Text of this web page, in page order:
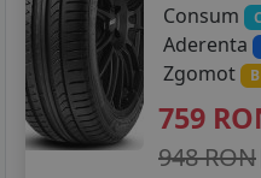
Consum
C
Aderenta
Zgomot B
759
948 RON